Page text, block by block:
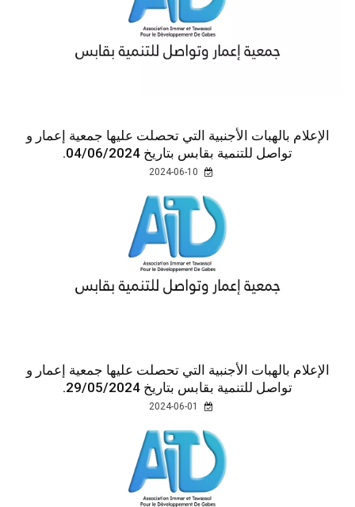
الإعلام بالهبات الأجنبية التي تحصلت عليها جمعية إعمار و
تواصل للتنمية بقابس بتاريخ 04/06/2024.
الإعلام بالهبات الأجنبية التي تحصلت عليها جمعية إعمار و
تواصل للتنمية بقابس بتاريخ 29/05/2024.